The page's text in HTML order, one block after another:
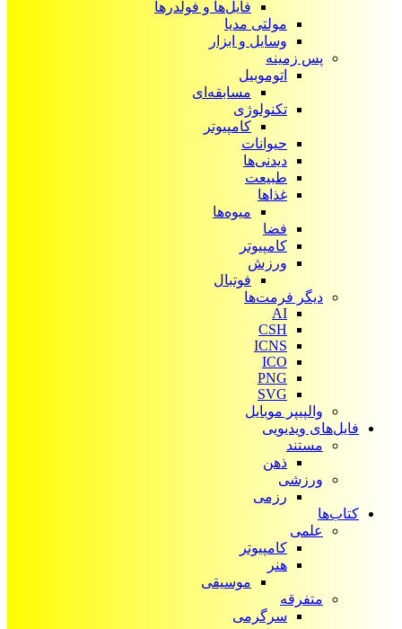
فایل‌ها و فولدرها
مولتی مدیا
وسایل و ابزار
پس زمینه
اتوموبیل
مسابقه‌ای
تکنولوژی
کامپیوتر
حیوانات
دیدنی‌ها
طبیعت
غذاها
میوه‌ها
فضا
کامپیوتر
ورزش
فوتبال
دیگر فرمت‌ها
AI
CSH
ICNS
ICO
PNG
SVG
والپیپر موبایل
فایل‌های ویدیویی
مستند
ذهن
ورزشی
رزمی
کتاب‌ها
علمی
کامپیوتر
هنر
موسیقی
متفرقه
سرگرمی